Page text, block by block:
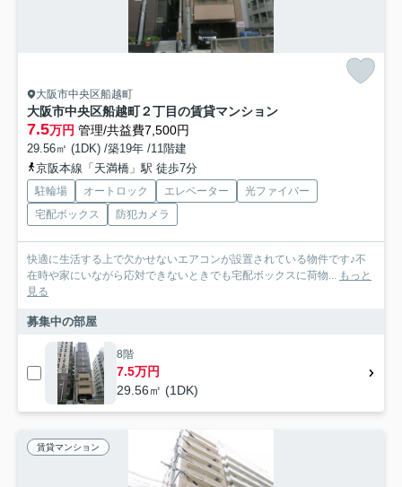
大阪市中央区船越町
大阪市中央区船越町２丁目の賃貸マンション
7.5万円 管理/共益費7,500円
29.56㎡ (1DK) /築19年 /11階建
京阪本線「天満橋」駅 徒歩7分
駐輪場 オートロック エレベーター
光ファイバー
宅配ボックス
防犯カメラ
快適に生活する上で欠かせないエアコンが設置されている物件です♪不
在時や家にいながら応対できないときでも宅配ボックスに荷物... もっと
見る
募集中の部屋
8階
7.5万円
29.56㎡ (1DK)
賃貸マンション